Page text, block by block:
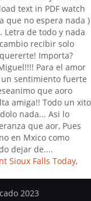
text in PDF watch
que no espera nada )
Letra de todo y nada
recibir solo
Importa?
Para el amor
sentimiento fuerte
que aoro
amiga!! Todo un xito
nada... Asi lo
que aor, Pues
en Mxico como
dejar de....
Sioux Falls Today,
2023